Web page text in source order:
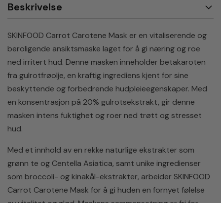
Beskrivelse
SKINFOOD Carrot Carotene Mask er en vitaliserende og
beroligende ansiktsmaske laget for å gi næring og roe
ned irritert hud. Denne masken inneholder betakaroten
fra gulrotfrøolje, en kraftig ingrediens kjent for sine
beskyttende og forbedrende hudpleieegenskaper. Med
en konsentrasjon på 20% gulrotsekstrakt, gir denne
masken intens fuktighet og roer ned trøtt og stresset
hud.
Med et innhold av en rekke naturlige ekstrakter som
grønn te og Centella Asiatica, samt unike ingredienser
som broccoli- og kinakål-ekstrakter, arbeider SKINFOOD
Carrot Carotene Mask for å gi huden en fornyet følelse